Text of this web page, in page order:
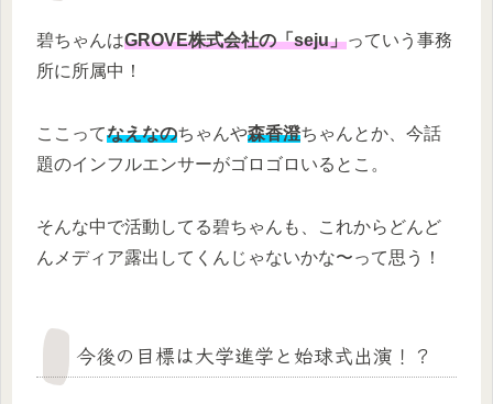
碧ちゃんはGROVE株式会社の「seju」っていう事務
所に所属中！
ここってなえなのちゃんや森香澄ちゃんとか、今話
題のインフルエンサーがゴロゴロいるとこ。
そんな中で活動してる碧ちゃんも、これからどんど
んメディア露出してくんじゃないかな〜って思う！
今後の目標は大学進学と始球式出演！？